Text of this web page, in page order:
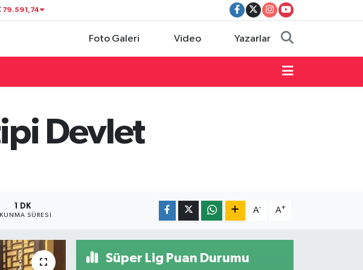
79.591,74
Foto Galeri Video Yazarlar
Devlet
1 DK
SÜRESI
A- A+
Süper Lig Puan Durumu